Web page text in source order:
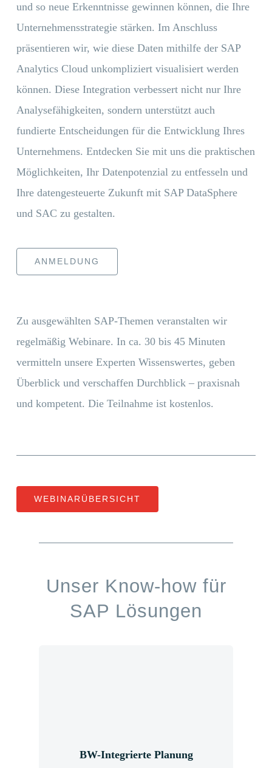
und so neue Erkenntnisse gewinnen können, die Ihre
Unternehmensstrategie stärken. Im Anschluss
präsentieren wir, wie diese Daten mithilfe der SAP
Analytics Cloud unkompliziert visualisiert werden
können. Diese Integration verbessert nicht nur Ihre
Analysefähigkeiten, sondern unterstützt auch
fundierte Entscheidungen für die Entwicklung Ihres
Unternehmens. Entdecken Sie mit uns die praktischen
Möglichkeiten, Ihr Datenpotenzial zu entfesseln und
Ihre datengesteuerte Zukunft mit SAP DataSphere
und SAC zu gestalten.
ANMELDUNG
Zu ausgewählten SAP-Themen veranstalten wir
regelmäßig Webinare. In ca. 30 bis 45 Minuten
vermitteln unsere Experten Wissenswertes, geben
Überblick und verschaffen Durchblick – praxisnah
und kompetent. Die Teilnahme ist kostenlos.
WEBINARÜBERSICHT
Unser Know-how für
SAP Lösungen
BW-Integrierte Planung